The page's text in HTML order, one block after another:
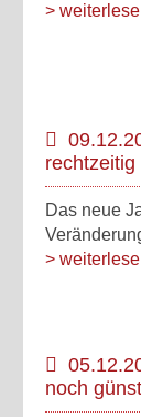
>
Das neue
>
noch